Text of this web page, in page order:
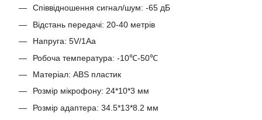
Співвідношення сигнал/шум: -65 дБ
Відстань передачі: 20-40 метрів
Напруга: 5V/1Aa
Робоча температура: -10℃-50℃
Матеріал: ABS пластик
Розмір мікрофону: 24*10*3 мм
Розмір адаптера: 34.5*13*8.2 мм